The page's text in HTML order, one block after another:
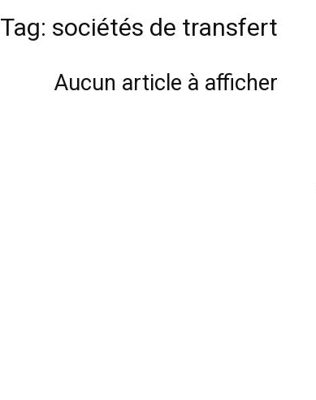
Tag: sociétés de transfert
Aucun article à afficher